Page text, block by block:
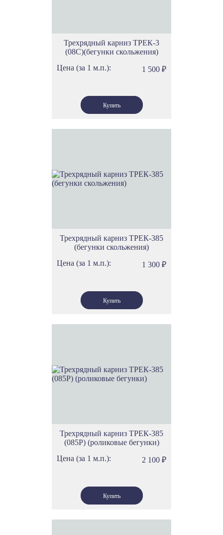
Трехрядный карниз ТРЕК-3
(08С)(бегунки скольжения)
Цена (за 1 м.п.):
1 500 ₽
Трехрядный карниз ТРЕК-385
(бегунки скольжения)
Цена (за 1 м.п.):
1 300 ₽
Трехрядный карниз ТРЕК-385
(085Р) (роликовые бегунки)
Цена (за 1 м.п.):
2 100 ₽